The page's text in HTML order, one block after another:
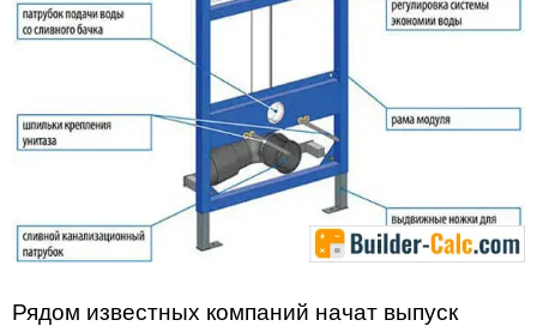
Рядом известных компаний начат выпуск